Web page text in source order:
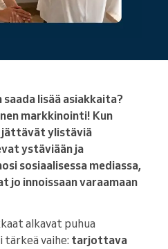
lisää asiakkaita?
markkinointi! Kun
ylistäviä
ystäviään ja
sosiaalisessa mediassa,
jo innoissaan varaamaan
alkavat puhua
tärkeä vaihe: tarjottava